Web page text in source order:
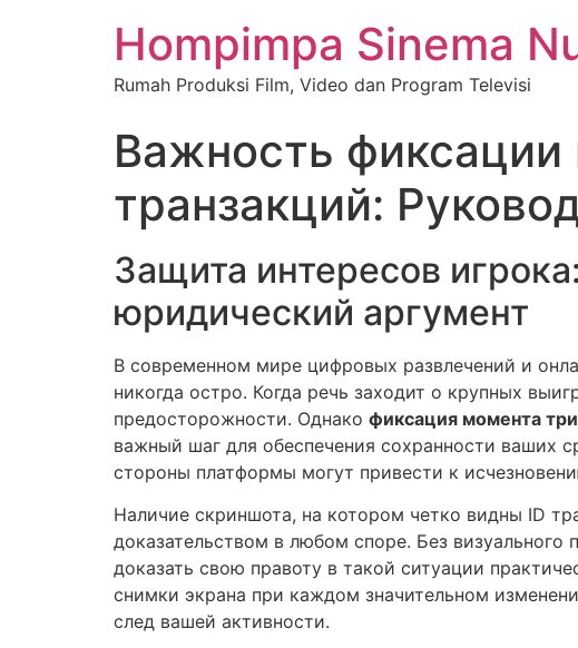
Hompimpa Sinema
Rumah Produksi Film, Video dan Program Televisi
Важность
транзакций:
Защита интересов
юридический аргумент
В современном мире цифровых развлечений и
никогда остро. Когда речь заходит о крупных
предосторожности. Однако фиксация момента
важный шаг для обеспечения сохранности ваших
стороны платформы могут привести к
Наличие скриншота, на котором четко видны ID
доказательством в любом споре. Без
доказать свою правоту в такой ситуации
снимки экрана при каждом значительном
след вашей активности.